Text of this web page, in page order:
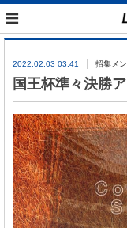
≡
2022.02.03 03:41 招集メ
国王杯準々決勝